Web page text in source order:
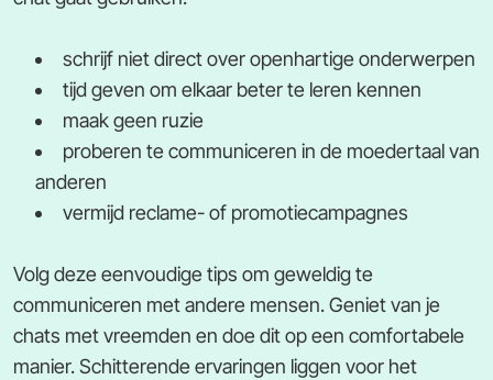
schrijf niet direct over openhartige onderwerpen
tijd geven om elkaar beter te leren kennen
maak geen ruzie
proberen te communiceren in de moedertaal van
anderen
vermijd reclame- of promotiecampagnes
Volg deze eenvoudige tips om geweldig te
communiceren met andere mensen. Geniet van je
chats met vreemden en doe dit op een comfortabele
manier. Schitterende ervaringen liggen voor het